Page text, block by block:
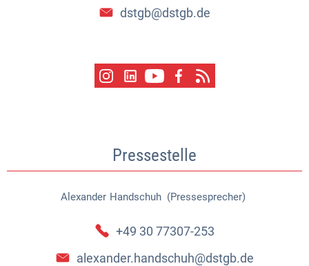
dstgb@dstgb.de
Pressestelle
Alexander Handschuh (Pressesprecher)
Alexander Handschuh
+49 30 77307-253
alexander.handschuh@dstgb.de